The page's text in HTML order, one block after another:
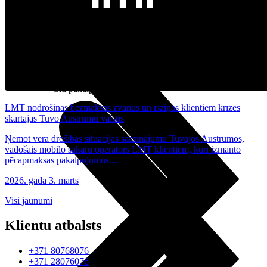
Citi pakalpojumi
LMT nodrošinās bezmaksas zvanus un īsziņas klientiem krīzes
skartajās Tuvo Austrumu valstīs
Ņemot vērā drošības situācijas saasinājumu Tuvajos Austrumos,
vadošais mobilo sakaru operators LMT klientiem, kuri izmanto
pēcapmaksas pakalpojumus...
2026. gada 3. marts
Visi jaunumi
Klientu atbalsts
+371 80768076
+371 28076076